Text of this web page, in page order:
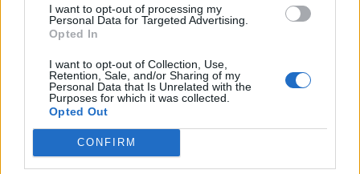
I want to opt-out of processing my
Personal Data for Targeted Advertising.
Opted In
I want to opt-out of Collection, Use,
Retention, Sale, and/or Sharing of my
Personal Data that Is Unrelated with the
Purposes for which it was collected.
Opted Out
CONFIRM
Εμπρηστική επίθεση στην Πάτρα: «Δεν
τους έδωσα λεφτά και με κατέστρεψαν»,
λέει ο ιδιοκτήτης του βαν (photos)
13 Δεκεμβρίου 2023 20:02